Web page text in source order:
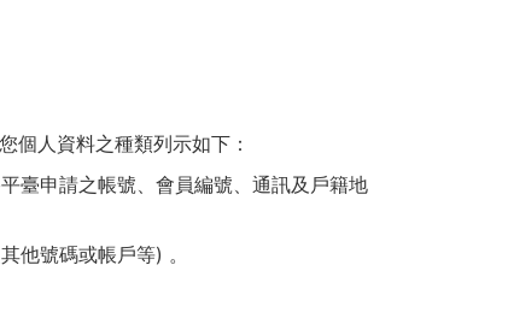
人資料之種類列示如下：
臺申請之帳號、會員編號、通訊及戶籍地
他號碼或帳戶等) 。